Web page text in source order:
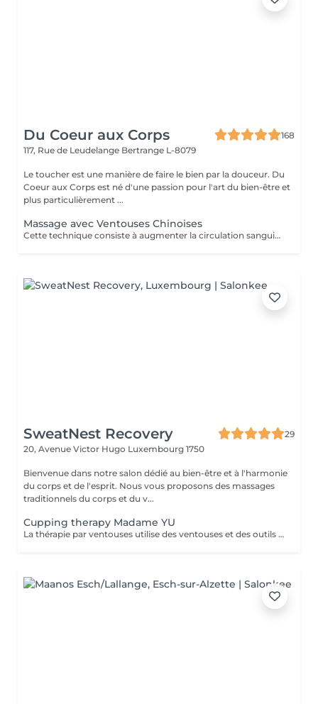
Du Coeur aux Corps
168
117, Rue de Leudelange Bertrange L-8079
Le toucher est une manière de faire le bien par la douceur. Du
Coeur aux Corps est né d'une passion pour l'art du bien-être et
plus particulièrement ...
Massage avec Ventouses Chinoises
Cette technique consiste à augmenter la circulation sanguine. L'objectif est de créer un effet de succion qui favorisera la décongestion des tissus, l'évacuation des toxines et la mobilité des tissus. Prioritairement, cette pratique s'effectue sur le dos.
SweatNest Recovery
29
20, Avenue Victor Hugo Luxembourg 1750
Bienvenue dans notre salon dédié au bien-être et à l'harmonie
du corps et de l'esprit. Nous vous proposons des massages
traditionnels du corps et du v...
Cupping therapy Madame YU
La thérapie par ventouses utilise des ventouses et des outils qui, par combustion, expulsent l'air de l'intérieur des ventouses, créant une pression négative qui permet aux ventouses d'adhérer aux points d'acupuncture ou à la surface de la peau où la thérapie par ventouses doit être effectuée, produisant ainsi une stimulation. Pour ce faire, à la fois en prévention et en traitement, la peau au niveau du site d'application des ventouses devient congestionnée et il y a stase sanguine Cupping therapy uses cups and tools employing combustion to expel air from inside the cups, creating negative pressure that causes the cups to adhere to acuponts or the skin surface where cupping is to be performed, thus producing stimulation,to achieve both prevention and treatment, the skin at the cupping site will become congested,and blood stasis.